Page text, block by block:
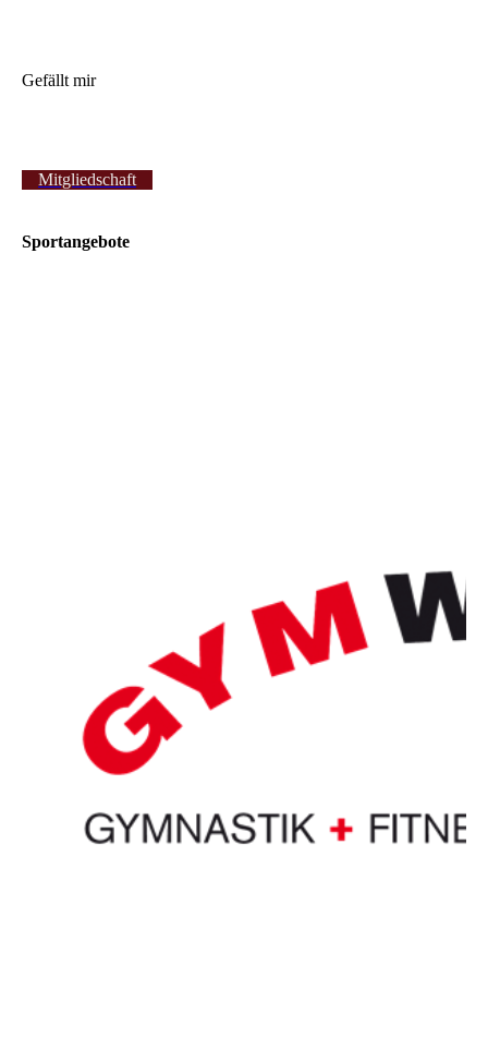
Gefällt mir
Mitgliedschaft
Sportangebote